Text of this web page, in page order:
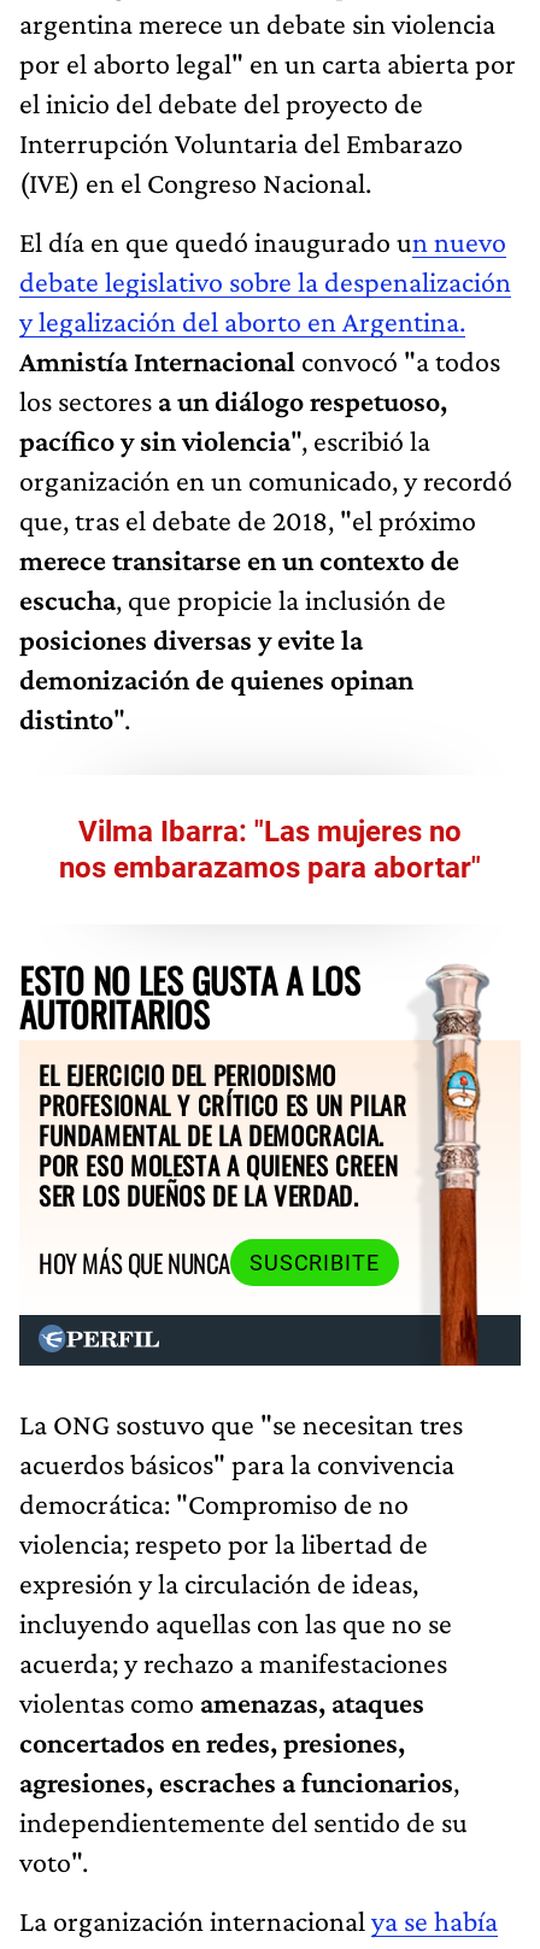
argentina merece un debate sin violencia
por el aborto legal" en un carta abierta por
el inicio del debate del proyecto de
Interrupción Voluntaria del Embarazo
(IVE) en el Congreso Nacional.
El día en que quedó inaugurado un nuevo
debate legislativo sobre la despenalización
y legalización del aborto en Argentina.
Amnistía Internacional convocó "a todos
los sectores a un diálogo respetuoso,
pacífico y sin violencia", escribió la
organización en un comunicado, y recordó
que, tras el debate de 2018, "el próximo
merece transitarse en un contexto de
escucha, que propicie la inclusión de
posiciones diversas y evite la
demonización de quienes opinan
distinto".
Vilma Ibarra: "Las mujeres no
nos embarazamos para abortar"
ESTO NO LES GUSTA A LOS
AUTORITARIOS
EL EJERCICIO DEL PERIODISMO
PROFESIONAL Y CRÍTICO ES UN PILAR
FUNDAMENTAL DE LA DEMOCRACIA.
POR ESO MOLESTA A QUIENES CREEN
SER LOS DUEÑOS DE LA VERDAD.
HOY MÁS QUE NUNCA
SUSCRIBITE
La ONG sostuvo que "se necesitan tres
acuerdos básicos" para la convivencia
democrática: "Compromiso de no
violencia; respeto por la libertad de
expresión y la circulación de ideas,
incluyendo aquellas con las que no se
acuerda; y rechazo a manifestaciones
violentas como amenazas, ataques
concertados en redes, presiones,
agresiones, escraches a funcionarios,
independientemente del sentido de su
voto".
La organización internacional ya se había